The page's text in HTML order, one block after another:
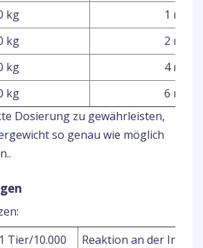
kg
1 ml
kg
2 ml
kg
4 ml
kg
6 ml
Dosierung zu gewährleisten,
so genau wie möglich
Tier/10.000
Reaktion an der